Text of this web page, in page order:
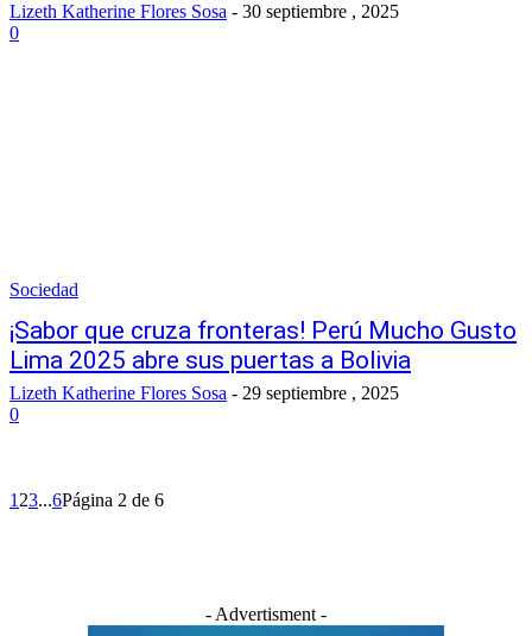
Lizeth Katherine Flores Sosa - 30 septiembre , 2025
0
Sociedad
¡Sabor que cruza fronteras! Perú Mucho Gusto
Lima 2025 abre sus puertas a Bolivia
Lizeth Katherine Flores Sosa - 29 septiembre , 2025
0
1 23...6Página 2 de 6
- Advertisment -